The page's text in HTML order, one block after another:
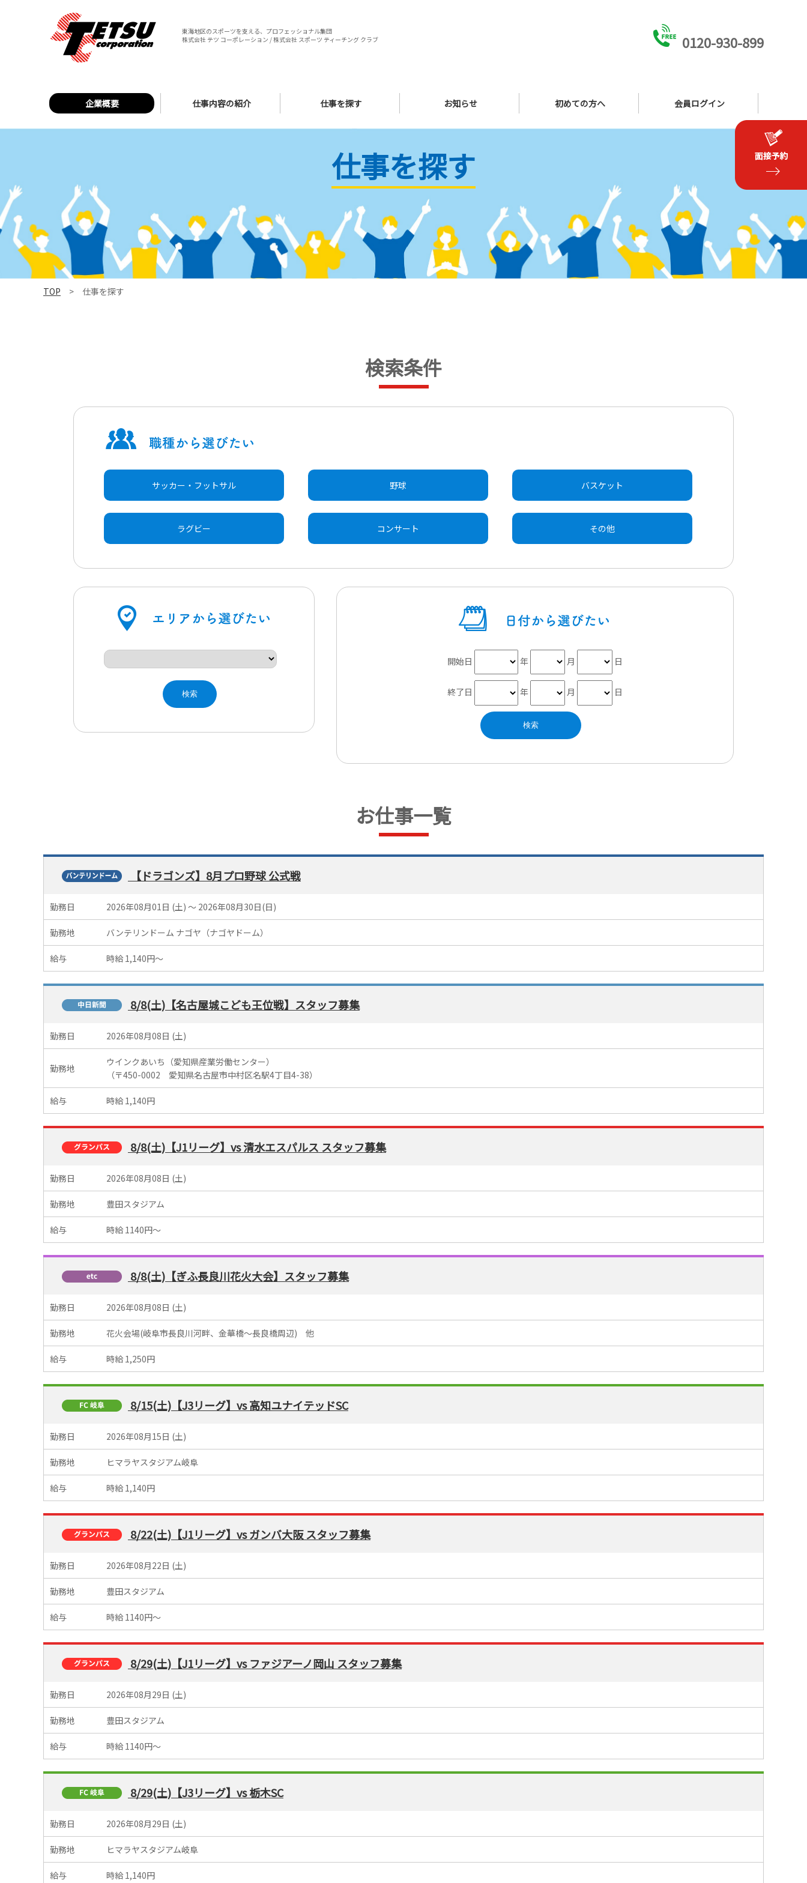
東海地区のスポーツを支える、プロフェッショナル集団
株式会社 テツ コーポレーション / 株式会社 スポーツ ティーチング クラブ
0120-930-899
企業概要 仕事内容の紹介 仕事を探す お知らせ 初めての方へ 会員ログイン
仕事を探す
TOP > 仕事を探す
検索条件
サッカー・フットサル 野球 バスケット
ラグビー コンサート その他
開始日 年 月 日
終了日 年 月 日
お仕事一覧
【ドラゴンズ】8月プロ野球 公式戦
勤務日 2026年08月01日 (土) 〜 2026年08月30日(日)
勤務地 バンテリンドーム ナゴヤ（ナゴヤドーム）
給与 時給 1,140円～
8/8(土)【名古屋城こども王位戦】スタッフ募集
勤務日 2026年08月08日 (土)
勤務地
ウインクあいち（愛知県産業労働センター）
（〒450-0002 愛知県名古屋市中村区名駅4丁目4-38）
給与 時給 1,140円
8/8(土)【J1リーグ】vs 清水エスパルス スタッフ募集
勤務日 2026年08月08日 (土)
勤務地 豊田スタジアム
給与 時給 1140円～
8/8(土)【ぎふ長良川花火大会】スタッフ募集
勤務日 2026年08月08日 (土)
勤務地 花火会場(岐阜市長良川河畔、金華橋～長良橋周辺) 他
給与 時給 1,250円
8/15(土)【J3リーグ】vs 高知ユナイテッドSC
勤務日 2026年08月15日 (土)
勤務地 ヒマラヤスタジアム岐阜
給与 時給 1,140円
8/22(土)【J1リーグ】vs ガンバ大阪 スタッフ募集
勤務日 2026年08月22日 (土)
勤務地 豊田スタジアム
給与 時給 1140円～
8/29(土)【J1リーグ】vs ファジアーノ岡山 スタッフ募集
勤務日 2026年08月29日 (土)
勤務地 豊田スタジアム
給与 時給 1140円～
8/29(土)【J3リーグ】vs 栃木SC
勤務日 2026年08月29日 (土)
勤務地 ヒマラヤスタジアム岐阜
給与 時給 1,140円